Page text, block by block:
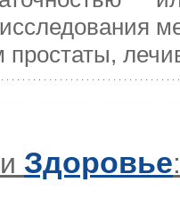
простаты,
Здоровье: